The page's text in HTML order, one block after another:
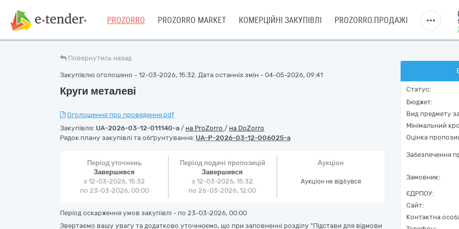
PROZORRO PROZORRO MARKET КОМЕРЦІЙНІ ЗАКУПІВЛІ PROZORRO.ПРОДАЖІ
Повернутись назад
Закупівлю оголошено - 12-03-2026, 15:32. Дата останніх змін - 04-05-2026, 09:41
Круги металеві
Оголошення про проведення.pdf
Закупівля: UA-2026-03-12-011140-a / на ProZorro / на DoZorro
Рядок плану закупівлі та обґрунтування: UA-P-2026-03-12-006025-a
Період уточнень
Завершився
з 12-03-2026, 15:32
по 23-03-2026, 00:00
Період подачі пропозицій
Завершився
з 12-03-2026, 15:32
по 26-03-2026, 12:00
Аукціон
Аукціон не відбувся
Період оскарження умов закупівлі - по 23-03-2026, 00:00
Звертаємо вашу увагу та додатково уточнюємо, що при заповненні розділу "Підстави для відмови
Статус:
Бюджет:
Вид предмету
Мінімальний
Оцінка
Забезпечення
Замовник:
ЄДРПОУ:
Сайт:
Контактна